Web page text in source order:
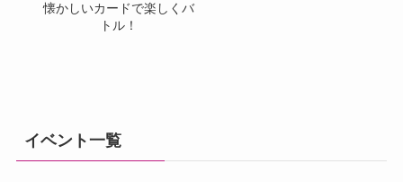
懐かしいカードで楽しくバ
トル！
イベント一覧